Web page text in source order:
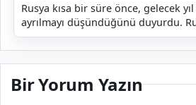
Rusya kısa bir süre önce, gelecek yıl
ayrılmayı düşündüğünü duyurdu.
zamanda uzay konularıyla ilgili
yakınlaşma...
Bir Yorum Yazın